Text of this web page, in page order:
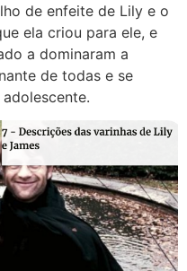
de enfeite de Lily e o
ela criou para ele, e
a dominaram a
de todas e se